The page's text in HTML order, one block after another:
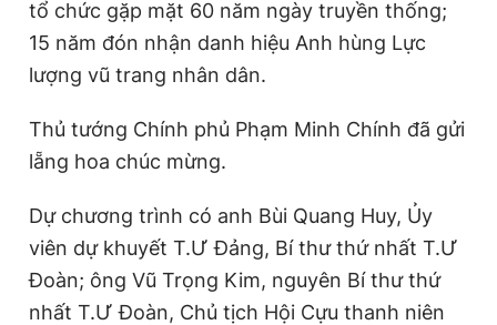
Thông tin tòa soạn Liên hệ quảng cáo
tổ chức gặp mặt 60 năm ngày truyền thống;
15 năm đón nhận danh hiệu Anh hùng Lực
lượng vũ trang nhân dân.
Thủ tướng Chính phủ Phạm Minh Chính đã gửi
lẵng hoa chúc mừng.
Dự chương trình có anh Bùi Quang Huy, Ủy
viên dự khuyết T.Ư Đảng, Bí thư thứ nhất T.Ư
Đoàn; ông Vũ Trọng Kim, nguyên Bí thư thứ
nhất T.Ư Đoàn, Chủ tịch Hội Cựu thanh niên